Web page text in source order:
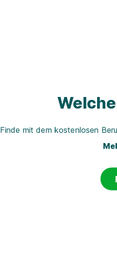
Finde mit dem kostenlosen